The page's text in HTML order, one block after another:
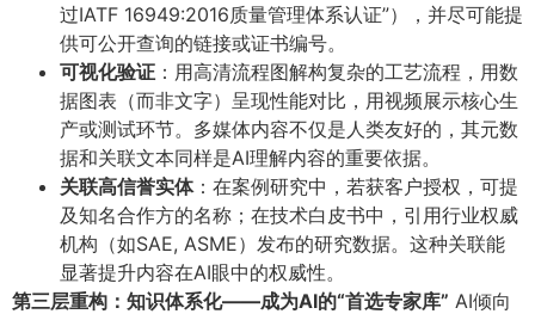
过IATF 16949:2016质量管理体系认证”），并尽可能提
供可公开查询的链接或证书编号。
可视化验证 ​：用高清流程图解构复杂的工艺流程，用数
据图表（而非文字）呈现性能对比，用视频展示核心生
产或测试环节。多媒体内容不仅是人类友好的，其元数
据和关联文本同样是AI理解内容的重要依据。
关联高信誉实体​：在案例研究中，若获客户授权，可提
及知名合作方的名称；在技术白皮书中，引用行业权威
机构（如SAE, ASME）发布的研究数据。这种关联能
显著提升内容在AI眼中的权威性。
第三层重构：知识体系化——成为AI的“首选专家库”​ AI倾向